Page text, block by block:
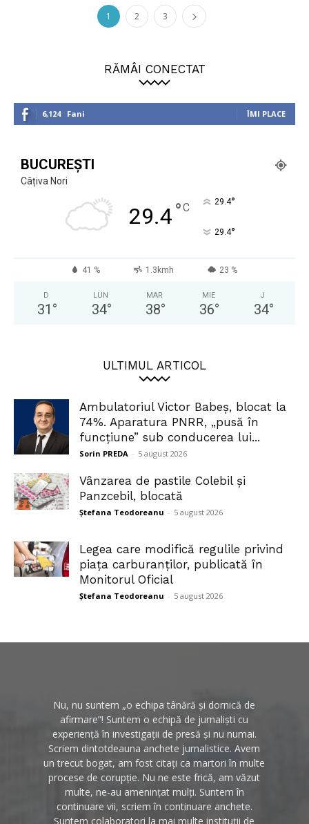
1 2 3
RĂMÂI CONECTAT
6,124 Fani ÎMI PLACE
BUCUREȘTI
Câțiva Nori
29.4°C 29.4°
29.4°
41 % 1.3kmh 23 %
D
31 °
LUN
34°
MAR
38°
MIE
36°
J
34°
ULTIMUL ARTICOL
Ambulatoriul Victor Babeș, blocat la
74%. Aparatura PNRR, „pusă în
funcțiune” sub conducerea lui...
Sorin PREDA - 5 august 2026
Vânzarea de pastile Colebil și
Panzcebil, blocată
Ștefana Teodoreanu - 5 august 2026
Legea care modifică regulile privind
piața carburanților, publicată în
Monitorul Oficial
Ștefana Teodoreanu - 5 august 2026
Nu, nu suntem „o echipa tânără și dornică de
afirmare”! Suntem o echipă de jurnaliști cu
experiență în investigații de presă și nu numai.
Scriem dintotdeauna anchete jurnalistice. Avem
un trecut bogat, am fost citați ca martori în multe
procese de corupție. Nu ne este frică, am văzut
multe, ne-au amenințat mulți. Suntem în
continuare vii, scriem în continuare anchete.
Suntem colaboratori la mai multe instituții de